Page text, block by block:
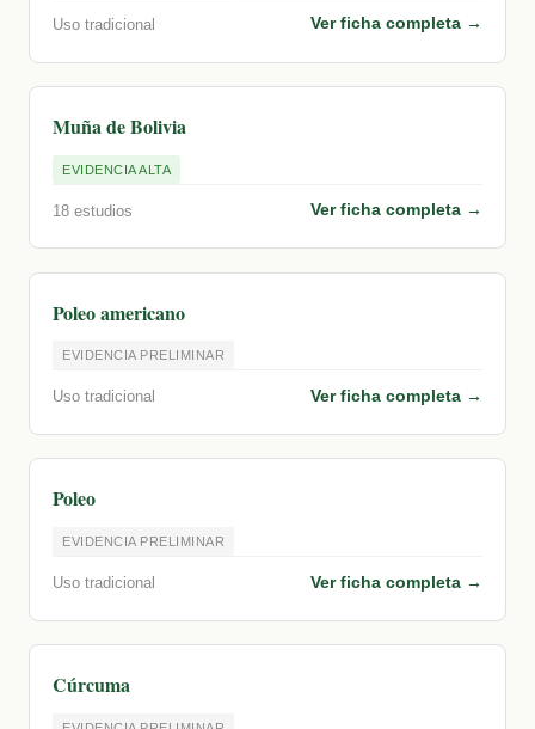
Uso tradicional Ver ficha completa →
Muña de Bolivia
EVIDENCIA ALTA
18 estudios Ver ficha completa →
Poleo americano
EVIDENCIA PRELIMINAR
Uso tradicional Ver ficha completa →
Poleo
EVIDENCIA PRELIMINAR
Uso tradicional Ver ficha completa →
Cúrcuma